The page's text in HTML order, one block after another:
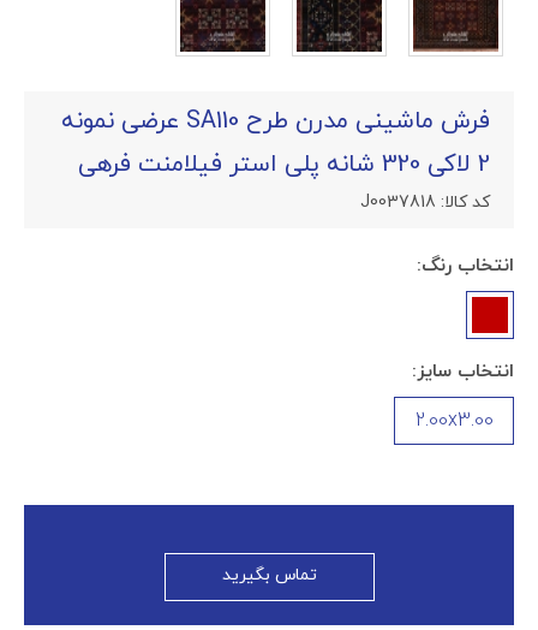
فرش ماشینی مدرن طرح SA110 عرضی نمونه
2 لاکی 320 شانه پلی استر فیلامنت فرهی
کد کالا: J0037818
انتخاب رنگ:
انتخاب سایز:
2.00x3.00
تماس بگیرید